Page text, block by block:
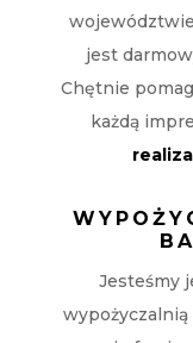
jest
Chętnie
każdą
Jesteśmy